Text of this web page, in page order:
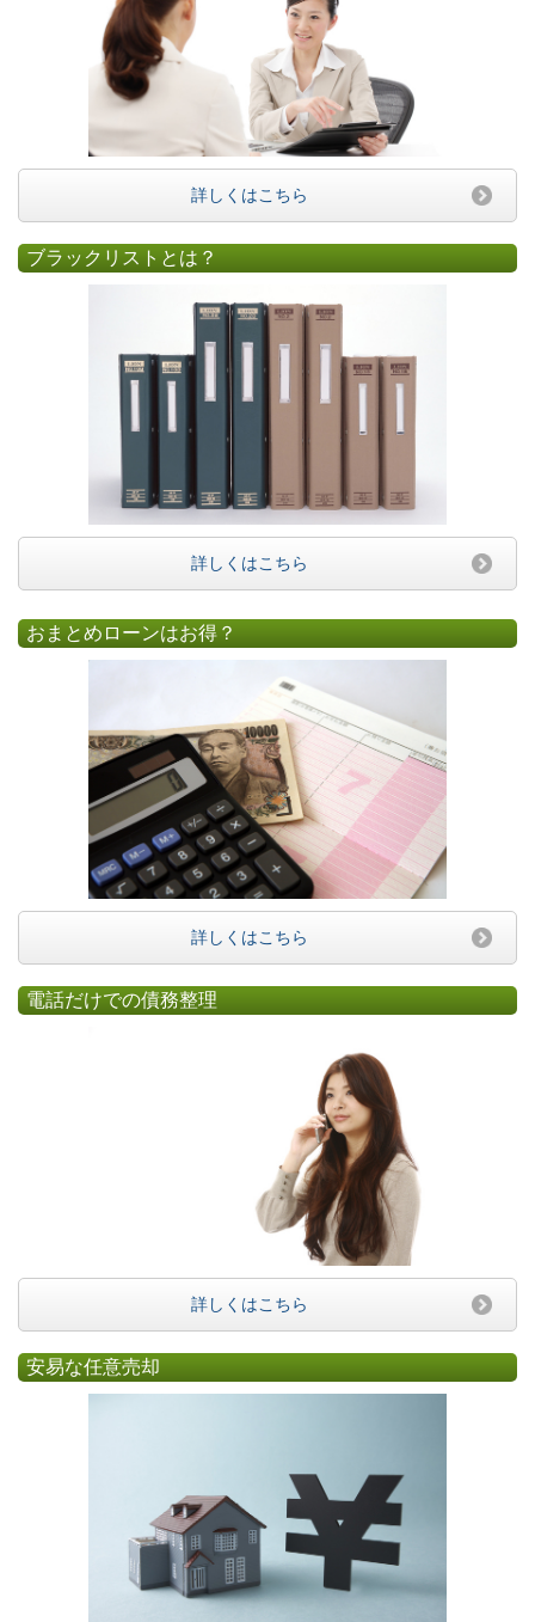
詳しくはこちら
ブラックリストとは？
詳しくはこちら
おまとめローンはお得？
詳しくはこちら
電話だけでの債務整理
詳しくはこちら
安易な任意売却